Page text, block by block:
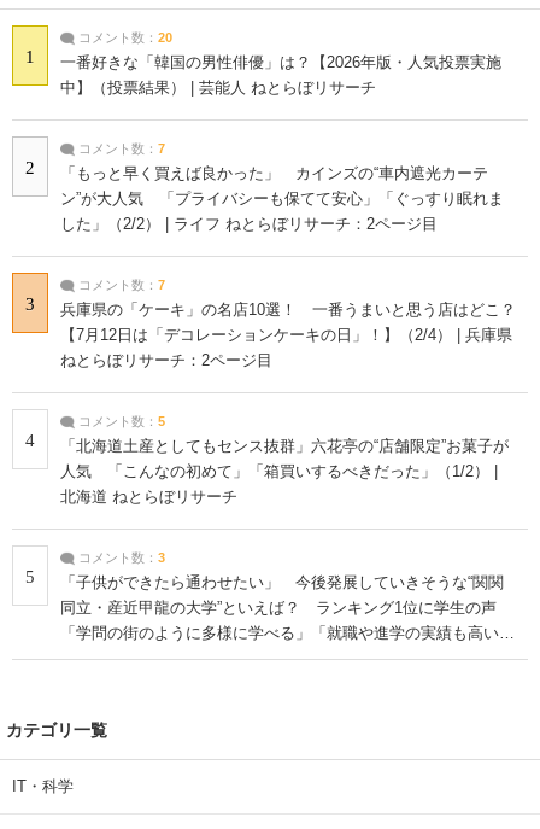
1
コメント数： 20
一番好きな「韓国の男性俳優」は？【2026年版・人気投票実施
中】（投票結果） | 芸能人 ねとらぼリサーチ
2
コメント数： 7
「もっと早く買えば良かった」 カインズの“車内遮光カーテ
ン”が大人気 「プライバシーも保てて安心」「ぐっすり眠れま
した」（2/2） | ライフ ねとらぼリサーチ：2ページ目
3
コメント数： 7
兵庫県の「ケーキ」の名店10選！ 一番うまいと思う店はどこ？
【7月12日は「デコレーションケーキの日」！】（2/4） | 兵庫県
ねとらぼリサーチ：2ページ目
4
コメント数： 5
「北海道土産としてもセンス抜群」六花亭の“店舗限定”お菓子が
人気 「こんなの初めて」「箱買いするべきだった」（1/2） |
北海道 ねとらぼリサーチ
5
コメント数： 3
「子供ができたら通わせたい」 今後発展していきそうな“関関
同立・産近甲龍の大学”といえば？ ランキング1位に学生の声
「学問の街のように多様に学べる」「就職や進学の実績も高い」
| 大学 ねとらぼリサーチ
カテゴリ一覧
IT・科学